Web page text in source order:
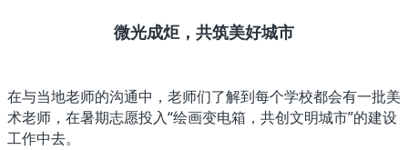
微光成炬，共筑美好城市
在与当地老师的沟通中，老师们了解到每个学校都会有一批美
术老师，在暑期志愿投入“绘画变电箱，共创文明城市”的建设
工作中去。